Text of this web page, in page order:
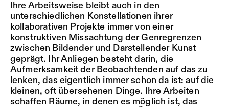
Ihre Arbeitsweise bleibt auch in den
unterschiedlichen Konstellationen ihrer
kollaborativen Projekte immer von einer
konstruktiven Missachtung der Genregrenzen
zwischen Bildender und Darstellender Kunst
geprägt. Ihr Anliegen besteht darin, die
Aufmerksamkeit der Beobachtenden auf das zu
lenken, das eigentlich immer schon da ist: auf die
kleinen, oft übersehenen Dinge. Ihre Arbeiten
schaffen Räume, in denen es möglich ist, das